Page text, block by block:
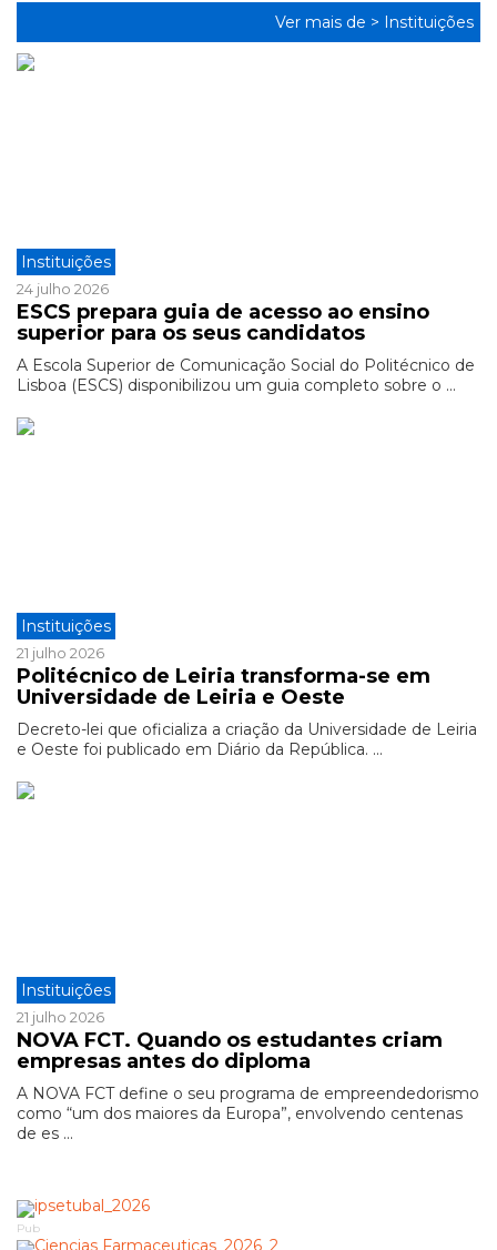
Ver mais de > Instituições
Instituições
24 julho 2026
ESCS prepara guia de acesso ao ensino
superior para os seus candidatos
A Escola Superior de Comunicação Social do Politécnico de
Lisboa (ESCS) disponibilizou um guia completo sobre o ...
Instituições
21 julho 2026
Politécnico de Leiria transforma-se em
Universidade de Leiria e Oeste
Decreto-lei que oficializa a criação da Universidade de Leiria
e Oeste foi publicado em Diário da República. ...
Instituições
21 julho 2026
NOVA FCT. Quando os estudantes criam
empresas antes do diploma
A NOVA FCT define o seu programa de empreendedorismo
como “um dos maiores da Europa”, envolvendo centenas
de es ...
Pub